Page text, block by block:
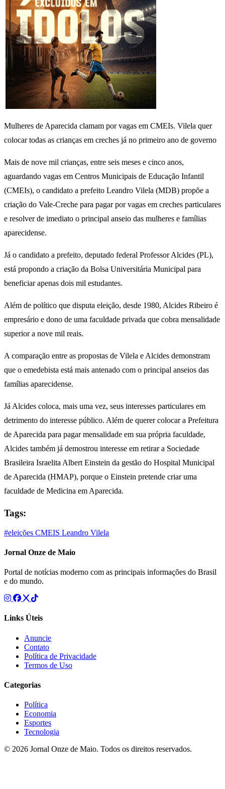
Mulheres de Aparecida clamam por vagas em CMEIs. Vilela quer
colocar todas as crianças em creches já no primeiro ano de governo
Mais de nove mil crianças, entre seis meses e cinco anos,
aguardando vagas em Centros Municipais de Educação Infantil
(CMEIs), o candidato a prefeito Leandro Vilela (MDB) propõe a
criação do Vale-Creche para pagar por vagas em creches particulares
e resolver de imediato o principal anseio das mulheres e famílias
aparecidense.
Já o candidato a prefeito, deputado federal Professor Alcides (PL),
está propondo a criação da Bolsa Universitária Municipal para
beneficiar apenas dois mil estudantes.
Além de político que disputa eleição, desde 1980, Alcides Ribeiro é
empresário e dono de uma faculdade privada que cobra mensalidade
superior a nove mil reais.
A comparação entre as propostas de Vilela e Alcides demonstram
que o emedebista está mais antenado com o principal anseios das
famílias aparecidense.
Já Alcides coloca, mais uma vez, seus interesses particulares em
detrimento do interesse público. Além de querer colocar a Prefeitura
de Aparecida para pagar mensalidade em sua própria faculdade,
Alcides também já demostrou interesse em retirar a Sociedade
Brasileira Israelita Albert Einstein da gestão do Hospital Municipal
de Aparecida (HMAP), porque o Einstein pretende criar uma
faculdade de Medicina em Aparecida.
Tags:
#eleições CMEIS Leandro Vilela
Jornal Onze de Maio
Portal de notícias moderno com as principais informações do Brasil
e do mundo.
Links Úteis
Anuncie
Contato
Política de Privacidade
Termos de Uso
Categorias
Política
Economia
Esportes
Tecnologia
© 2026 Jornal Onze de Maio. Todos os direitos reservados.